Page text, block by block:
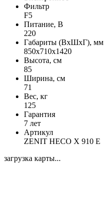
Фильтр
F5
Питание, В
220
Габариты (ВхШхГ), мм
850x710x1420
Высота, см
85
Ширина, см
71
Вес, кг
125
Гарантия
7 лет
Артикул
ZENIT HECO X 910 E
загрузка карты...